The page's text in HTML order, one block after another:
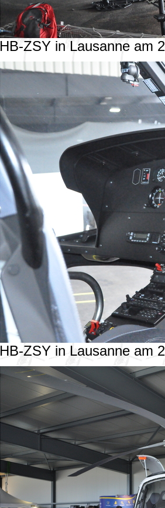
HB-ZSY in Lausanne am
HB-ZSY in Lausanne am